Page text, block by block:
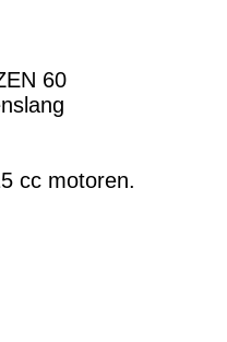
60
cc motoren.